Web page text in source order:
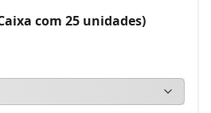
com 25 unidades)